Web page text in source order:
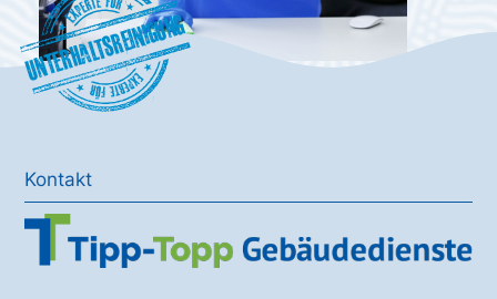
Unterhaltsreinigung
Kontakt